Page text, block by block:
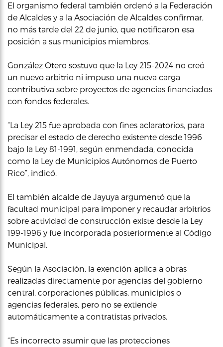
El organismo federal también ordenó a la Federación
de Alcaldes y a la Asociación de Alcaldes confirmar,
no más tarde del 22 de junio, que notificaron esa
posición a sus municipios miembros.
González Otero sostuvo que la Ley 215-2024 no creó
un nuevo arbitrio ni impuso una nueva carga
contributiva sobre proyectos de agencias financiados
con fondos federales.
“La Ley 215 fue aprobada con fines aclaratorios, para
precisar el estado de derecho existente desde 1996
bajo la Ley 81-1991, según enmendada, conocida
como la Ley de Municipios Autónomos de Puerto
Rico”, indicó.
El también alcalde de Jayuya argumentó que la
facultad municipal para imponer y recaudar arbitrios
sobre actividad de construcción existe desde la Ley
199-1996 y fue incorporada posteriormente al Código
Municipal.
Según la Asociación, la exención aplica a obras
realizadas directamente por agencias del gobierno
central, corporaciones públicas, municipios o
agencias federales, pero no se extiende
automáticamente a contratistas privados.
“Es incorrecto asumir que las protecciones